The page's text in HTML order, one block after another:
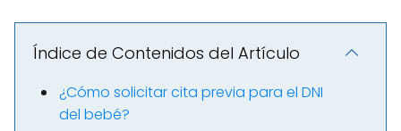
Índice de Contenidos del Artículo
¿Cómo solicitar cita previa para el DNI
del bebé?